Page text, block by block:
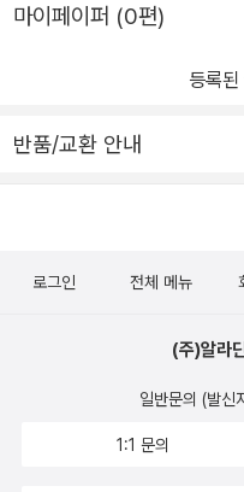
마이페이퍼 (0편)
등록
반품/교환 안내
로그인 전체 메뉴
(주)알라
일반문의 (발신
1:1 문의